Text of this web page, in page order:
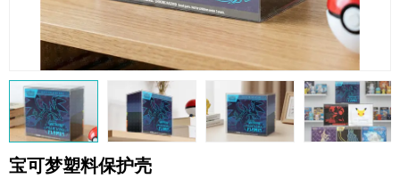
宝可梦塑料保护壳